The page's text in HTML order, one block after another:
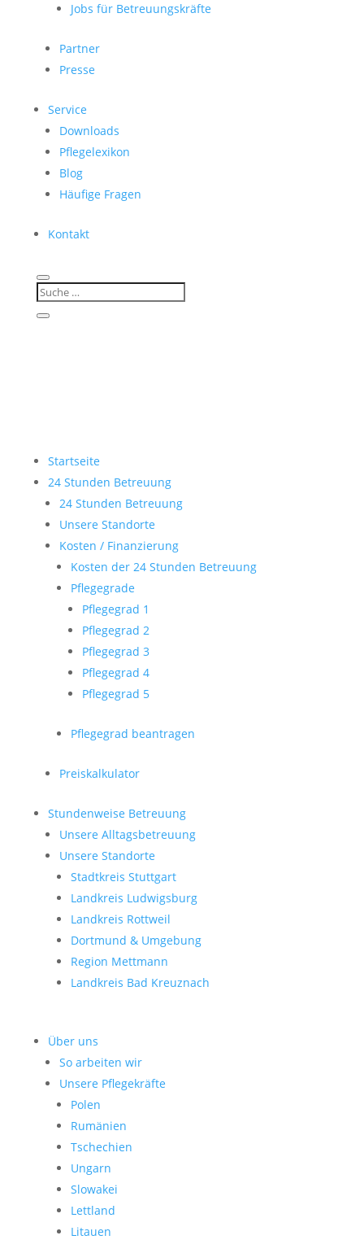
Jobs für Betreuungskräfte
Partner
Presse
Service
Downloads
Pflegelexikon
Blog
Häufige Fragen
Kontakt
Startseite
24 Stunden Betreuung
24 Stunden Betreuung
Unsere Standorte
Kosten / Finanzierung
Kosten der 24 Stunden Betreuung
Pflegegrade
Pflegegrad 1
Pflegegrad 2
Pflegegrad 3
Pflegegrad 4
Pflegegrad 5
Pflegegrad beantragen
Preiskalkulator
Stundenweise Betreuung
Unsere Alltagsbetreuung
Unsere Standorte
Stadtkreis Stuttgart
Landkreis Ludwigsburg
Landkreis Rottweil
Dortmund & Umgebung
Region Mettmann
Landkreis Bad Kreuznach
Über uns
So arbeiten wir
Unsere Pflegekräfte
Polen
Rumänien
Tschechien
Ungarn
Slowakei
Lettland
Litauen